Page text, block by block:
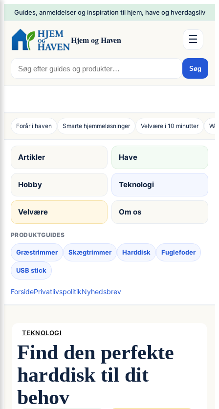
Spring
til
indhold
Guides, anmeldelser og inspiration til hjem, have og hverdagsliv
Hjem og Haven ☰
Søg
Forår i haven Smarte hjemmeløsninger Velvære i 10 minutter
Artikler Have
Hobby Teknologi
Velvære Om os
PRODUKTGUIDES
Græstrimmer Skægtrimmer Harddisk Fuglefoder
USB stick
ForsidePrivatlivspolitikNyhedsbrev
TEKNOLOGI
Find den perfekte
harddisk til dit
behov